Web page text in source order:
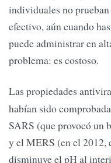
individuales no
efectivo, aún cuando
puede administrar en
problema: es costoso.
Las propiedades
habían sido
SARS (que provocó un
y el MERS (en el
disminuye el pH al